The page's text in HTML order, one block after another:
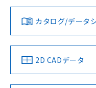
ダウンロードデータをご
みください。
ソフトウェアの使用条件
対応済み
中国 RoHS 注意事項
LR型式承認
（イギリス
船舶規格）
DNV
（ノ
No No
カタログ/データ
2D CADデータ